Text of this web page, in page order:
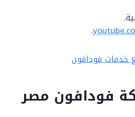
.
خدمات فودافون
فودافون مصر